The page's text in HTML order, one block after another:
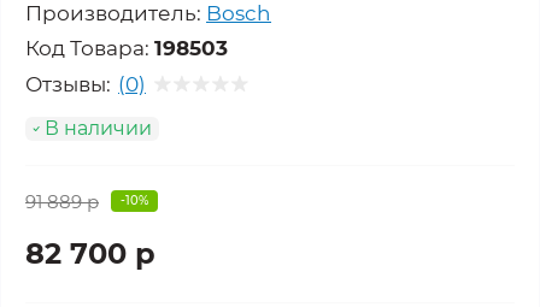
Производитель: Bosch
Код Товара: 198503
Отзывы: (0)
В наличии
91 889 р -10%
82 700 р